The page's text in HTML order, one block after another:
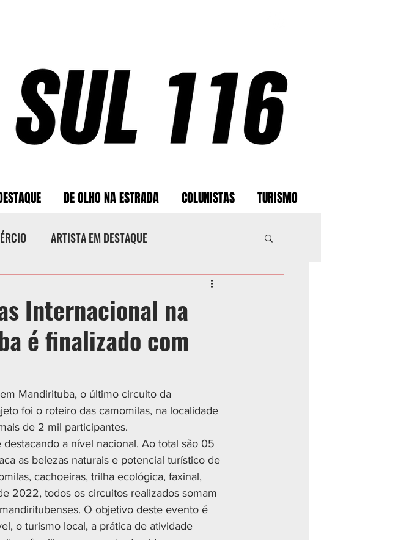
DE OLHO NA ESTRADA COLUNISTAS TURISMO
ARTISTA EM DESTAQUE
Internacional na
é finalizado com
Mandirituba, o último circuito da
foi o roteiro das camomilas, na localidade
de 2 mil participantes.
a nível nacional. Ao total são 05
as belezas naturais e potencial turístico de
cachoeiras, trilha ecológica, faxinal,
2022, todos os circuitos realizados somam
O objetivo deste evento é
o turismo local, a prática de atividade